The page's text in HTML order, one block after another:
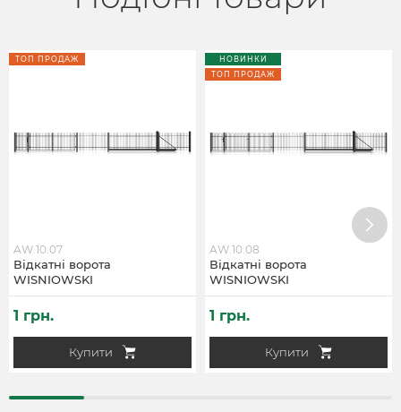
ТОП ПРОДАЖ
Відкатні ворота
WISNIOWSKI
AW.10.07
Купити
1 грн.
НОВИНКИ
ТОП ПРОДАЖ
Відкатні ворота
WISNIOWSKI
AW.10.08
Купити
1 грн.